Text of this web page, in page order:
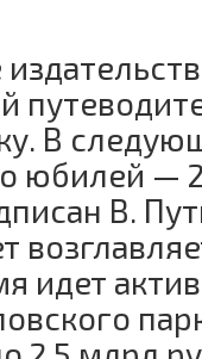
В
юбилей —
В.
идет